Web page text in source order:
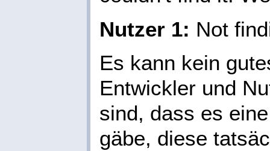
Nutzer 1: Not
Es kann kein
Entwickler und
sind, dass es
gäbe, diese